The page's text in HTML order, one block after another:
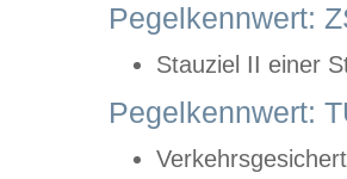
Pegelkennwert:
Stauziel II einer
Pegelkennwert: